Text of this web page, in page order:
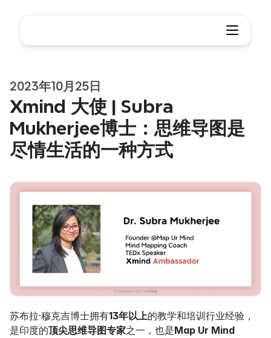
2023年10月25日
Xmind 大使 | Subra
Mukherjee博士：思维导图是
尽情生活的一种方式
苏布拉·穆克吉博士拥有13年以上的教学和培训行业经验，
是印度的顶尖思维导图专家之一，也是Map Ur Mind